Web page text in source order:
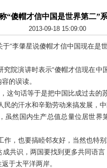
“傻帽才信中国是世界第二”
2013-09-18 15:09:00
李肇星说傻帽才信中国现在是
演讲时表示“傻帽才信现在中
的误读。
句话等于是把中国比成过去的
汗水和辛勤劳动来搞发展，中
然国内生产总值总量位居世界
也要搞睦邻友好，当然也特别
识，两国要找到更多共同语言
于太平洋两岸。